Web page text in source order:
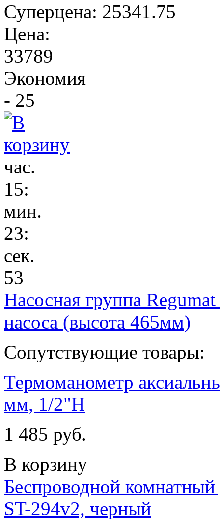
Суперцена: 25341.75
Цена:
33789
Экономия
- 25
час.
15:
мин.
23:
сек.
53
Насосная группа
насоса (высота 465мм)
Сопутствующие товары:
Термоманометр
мм, 1/2"Н
1 485 руб.
В корзину
Беспроводной
ST-294v2, черный